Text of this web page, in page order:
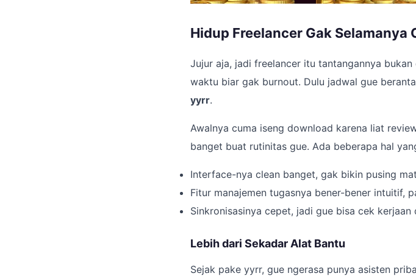
Hidup Freelancer Gak Selamanya
Jujur aja, jadi freelancer itu tantangannya
waktu biar gak burnout. Dulu jadwal gue
yyrr.
Awalnya cuma iseng download karena liat
banget buat rutinitas gue. Ada beberapa hal
Interface-nya clean banget, gak bikin pusing
Fitur manajemen tugasnya bener-bener intuitif,
Sinkronisasinya cepet, jadi gue bisa cek
Lebih dari Sekadar Alat Bantu
Sejak pake yyrr, gue ngerasa punya asisten